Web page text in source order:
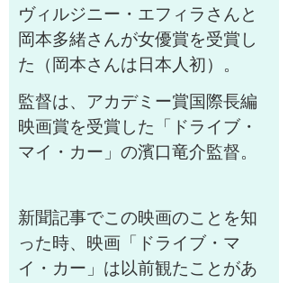
ヴィルジニー・エフィラさんと
岡本多緒さんが女優賞を受賞し
た（岡本さんは日本人初）。
監督は、アカデミー賞国際長編
映画賞を受賞した「ドライブ・
マイ・カー」の濱口竜介監督。
新聞記事でこの映画のことを知
った時、映画「ドライブ・マ
イ・カー」は以前観たことがあ